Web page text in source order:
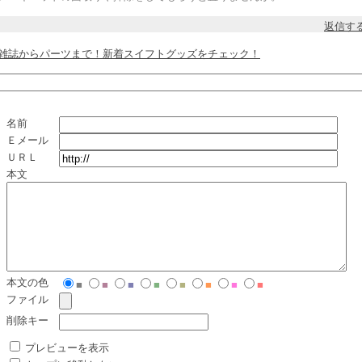
返信す
誌からパーツまで！新着スイフトグッズをチェック！
名前
Ｅメール
ＵＲＬ
本文
本文の色 ■ ■ ■ ■ ■ ■ ■
■
ファイル
削除キー
プレビューを表示